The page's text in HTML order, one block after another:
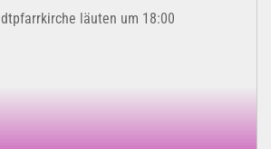
läuten um 18:00